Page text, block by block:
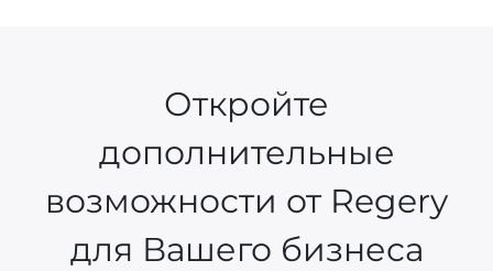
Откройте
дополнительные
возможности от Regery
для Вашего бизнеса